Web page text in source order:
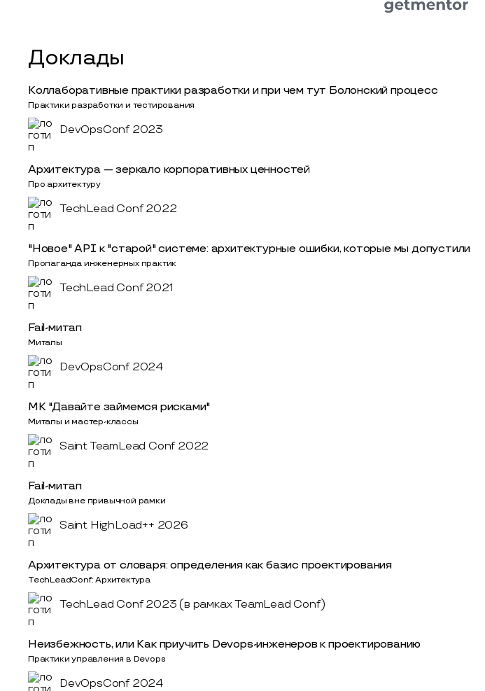
Доклады
Коллаборативные практики разработки и при чем тут Болонский процесс
Практики разработки и тестирования
DevOpsConf 2023
Архитектура — зеркало корпоративных ценностей
Про архитектуру
TechLead Conf 2022
"Новое" API к "старой" системе: архитектурные ошибки, которые мы допустили
Пропаганда инженерных практик
TechLead Conf 2021
Fail-митап
Митапы
DevOpsConf 2024
МК "Давайте займемся рисками"
Митапы и мастер-классы
Saint TeamLead Conf 2022
Fail-митап
Доклады вне привычной рамки
Saint HighLoad++ 2026
Архитектура от словаря: определения как базис проектирования
TechLeadConf: Архитектура
TechLead Conf 2023 (в рамках TeamLead Conf)
Неизбежность, или Как приучить Devops-инженеров к проектированию
Практики управления в Devops
DevOpsConf 2024